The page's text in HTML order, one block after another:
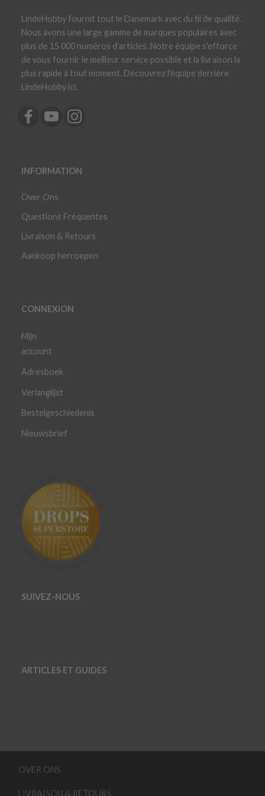
LindeHobby fournit tout le Danemark avec du fil de qualité.
Nous avons une large gamme de marques populaires avec
plus de 15 000 numéros d'articles. Notre équipe s'efforce
de vous fournir le meilleur service possible et la livraison la
plus rapide à tout moment. Découvrez l'équipe derrière
LindeHobby ici.
INFORMATION
Over Ons
Questions Fréquentes
Livraison & Retours
Aankoop herroepen
CONNEXION
Mijn
account
Adresboek
Verlanglijst
Bestelgeschiedenis
Nieuwsbrief
SUIVEZ-NOUS
ARTICLES ET GUIDES
OVER ONS
LIVRAISON & RETOURS